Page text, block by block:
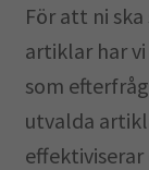
Kontoret
Skola &
Kassa
För att ni
artiklar har
som
utvalda